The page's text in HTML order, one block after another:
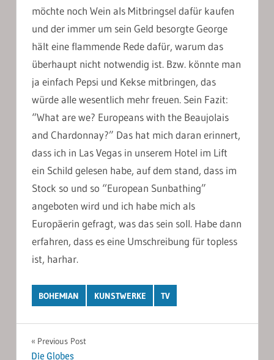
möchte noch Wein als Mitbringsel dafür kaufen
und der immer um sein Geld besorgte George
hält eine flammende Rede dafür, warum das
überhaupt nicht notwendig ist. Bzw. könnte man
ja einfach Pepsi und Kekse mitbringen, das
würde alle wesentlich mehr freuen. Sein Fazit:
“What are we? Europeans with the Beaujolais
and Chardonnay?” Das hat mich daran erinnert,
dass ich in Las Vegas in unserem Hotel im Lift
ein Schild gelesen habe, auf dem stand, dass im
Stock so und so “European Sunbathing”
angeboten wird und ich habe mich als
Europäerin gefragt, was das sein soll. Habe dann
erfahren, dass es eine Umschreibung für topless
ist, harhar.
BOHEMIAN KUNSTWERKE TV
Post
Previous Post
Die Globes